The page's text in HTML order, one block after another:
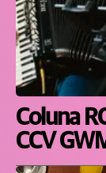
Coluna
CCV